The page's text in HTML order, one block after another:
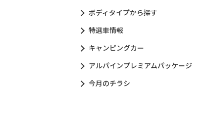
ボディタイプから探す
特選車情報
キャンピングカー
アルパインプレミアムパッケージ
今月のチラシ